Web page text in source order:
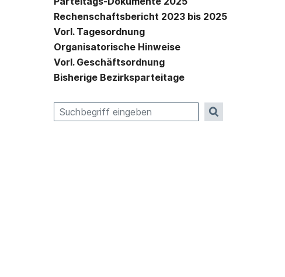
Rechenschaftsbericht 2023 bis 2025
Vorl. Tagesordnung
Organisatorische Hinweise
Vorl. Geschäftsordnung
Bisherige Bezirksparteitage
Suche nach: